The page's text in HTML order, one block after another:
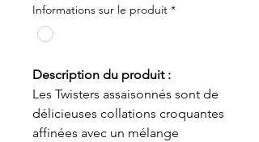
Informations sur le produit *
Description du produit :
Les Twisters assaisonnés sont de
délicieuses collations croquantes
affinées avec un mélange